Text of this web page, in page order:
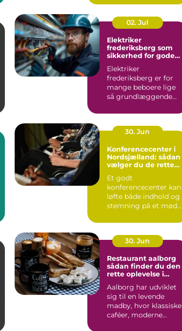
02. Jul
Elektriker
frederiksberg som
sikkerhed for gode
Elektriker
frederiksberg er for
mange beboere lige
så grundlæggende
varmekilder og...
30. Jun
Konferencecenter i
Nordsjælland: sådan
vælger du de rette
Et godt
konferencecenter kan
løfte både indhold og
stemning på et møde.
30. Jun
Restaurant aalborg
sådan finder du den
rette oplevelse i
Aalborg har udviklet
sig til en levende
madby, hvor klassiske
caféer, moderne